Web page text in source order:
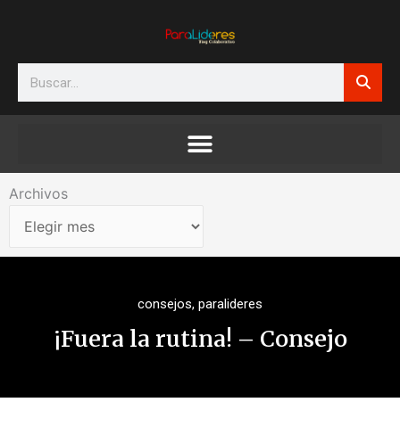
Search
Archivos
Archivos
consejos, paralideres
¡Fuera la rutina! – Consejo